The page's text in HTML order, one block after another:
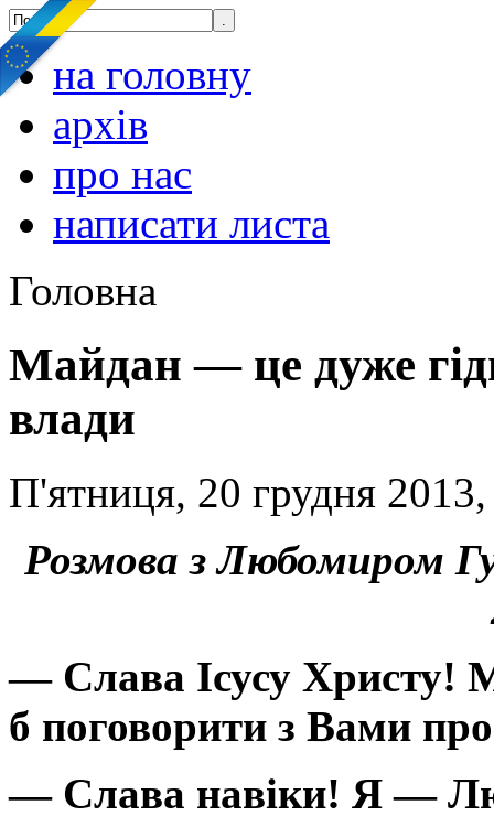
на головну
архів
про нас
написати листа
Головна
Майдан — це дуже
влади
П'ятниця, 20 грудня
Розмова з Любомиром
— Слава Ісусу Христу!
б поговорити з Вами
— Слава навіки! Я —